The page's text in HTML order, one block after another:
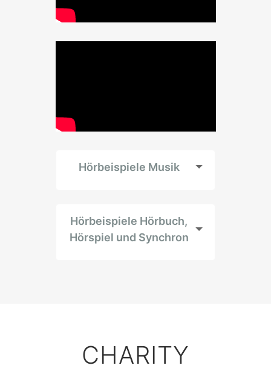
Hörbeispiele Musik
Hörbeispiele Hörbuch,
Hörspiel und Synchron
CHARITY